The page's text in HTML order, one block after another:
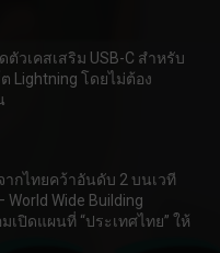
ตัวเคสเสริม USB-C สำหรับ
Lightning โดยไม่ต้อง
กไทยคว้าอันดับ 2 บนเวที
World Wide Building
เปิดแผนที่ “ประเทศไทย” ให้